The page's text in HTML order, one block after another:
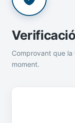
Comprovant que la
moment.